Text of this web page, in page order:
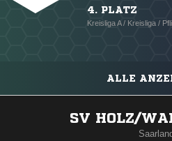
4. PLATZ
Kreisliga A / Kreisliga /
ALLE
SV HOLZ/